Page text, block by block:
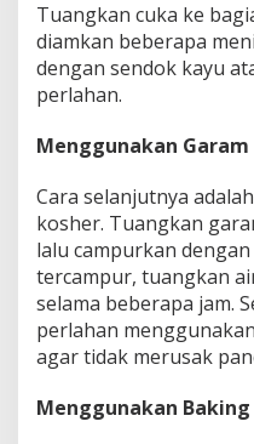
Tuangkan cuka ke
diamkan beberapa
dengan sendok kayu
perlahan.‎
Menggunakan Garam
Cara selanjutnya
kosher. Tuangkan
lalu campurkan
‎tercampur, tuangkan
selama beberapa jam.
perlahan
agar tidak ‎merusak
Menggunakan Baking